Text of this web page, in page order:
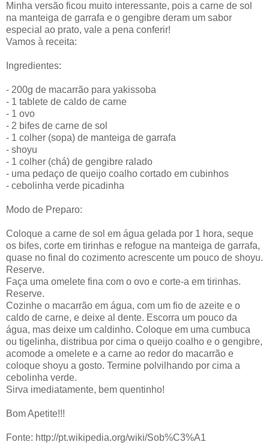
Minha versão ficou muito interessante, pois a carne de sol
na manteiga de garrafa e o gengibre deram um sabor
especial ao prato, vale a pena conferir!
Vamos à receita:
Ingredientes:
- 200g de macarrão para yakissoba
- 1 tablete de caldo de carne
- 1 ovo
- 2 bifes de carne de sol
- 1 colher (sopa) de manteiga de garrafa
- shoyu
- 1 colher (chá) de gengibre ralado
- uma pedaço de queijo coalho cortado em cubinhos
- cebolinha verde picadinha
Modo de Preparo:
Coloque a carne de sol em água gelada por 1 hora, seque
os bifes, corte em tirinhas e refogue na manteiga de garrafa,
quase no final do cozimento acrescente um pouco de shoyu.
Reserve.
Faça uma omelete fina com o ovo e corte-a em tirinhas.
Reserve.
Cozinhe o macarrão em água, com um fio de azeite e o
caldo de carne, e deixe al dente. Escorra um pouco da
água, mas deixe um caldinho. Coloque em uma cumbuca
ou tigelinha, distribua por cima o queijo coalho e o gengibre,
acomode a omelete e a carne ao redor do macarrão e
coloque shoyu a gosto. Termine polvilhando por cima a
cebolinha verde.
Sirva imediatamente, bem quentinho!
Bom Apetite!!!
Fonte: http://pt.wikipedia.org/wiki/Sob%C3%A1